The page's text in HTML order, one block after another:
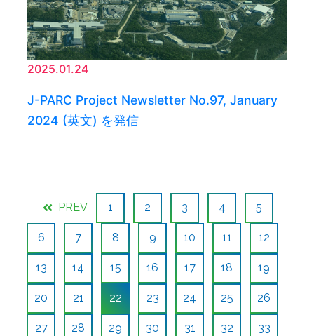
2025.01.24
J-PARC Project Newsletter No.97, January
2024 (英文) を発信
PREV 1 2 3 4 5
6 7 8 9 10 11 12
13 14 15 16 17 18 19
20 21 22 23 24 25 26
27 28 29 30 31 32 33